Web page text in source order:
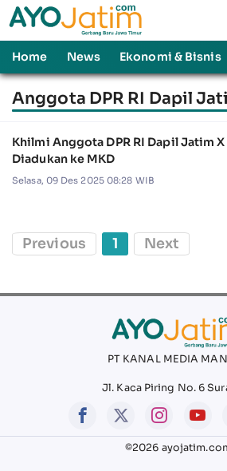
Home News Ekonomi & Bisnis
Anggota DPR RI Dapil
Khilmi Anggota DPR RI Dapil Jatim X
Diadukan ke MKD
Selasa, 09 Des 2025 08:28 WIB
Previous 1 Next
PT KANAL MEDIA
Jl. Kaca Piring No. 6
©2026